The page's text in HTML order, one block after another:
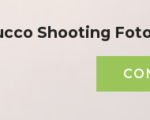
Shooting